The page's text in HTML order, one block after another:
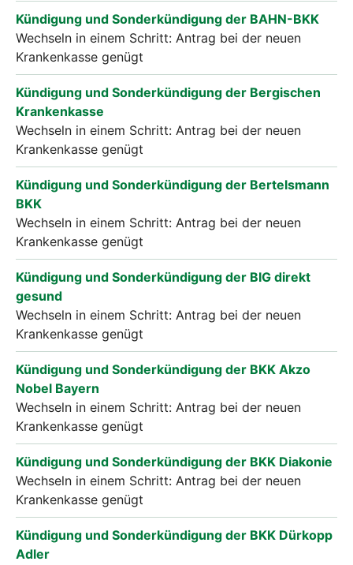
Kündigung und Sonderkündigung der BAHN-BKK
Wechseln in einem Schritt: Antrag bei der neuen
Krankenkasse genügt
Kündigung und Sonderkündigung der Bergischen
Krankenkasse
Wechseln in einem Schritt: Antrag bei der neuen
Krankenkasse genügt
Kündigung und Sonderkündigung der Bertelsmann
BKK
Wechseln in einem Schritt: Antrag bei der neuen
Krankenkasse genügt
Kündigung und Sonderkündigung der BIG direkt
gesund
Wechseln in einem Schritt: Antrag bei der neuen
Krankenkasse genügt
Kündigung und Sonderkündigung der BKK Akzo
Nobel Bayern
Wechseln in einem Schritt: Antrag bei der neuen
Krankenkasse genügt
Kündigung und Sonderkündigung der BKK Diakonie
Wechseln in einem Schritt: Antrag bei der neuen
Krankenkasse genügt
Kündigung und Sonderkündigung der BKK Dürkopp
Adler